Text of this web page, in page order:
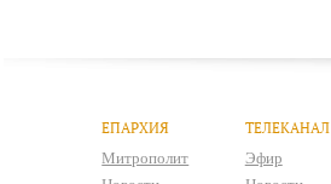
ЕПАРХИЯ
Митрополит
ТЕЛЕКАНАЛ
Эфир